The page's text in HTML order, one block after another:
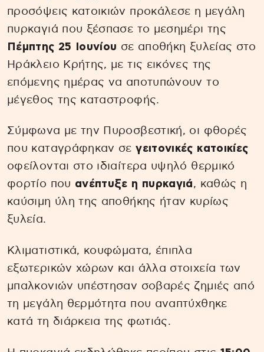
προσόψεις κατοικιών προκάλεσε η μεγάλη
πυρκαγιά που ξέσπασε το μεσημέρι της
Πέμπτης 25 Ιουνίου σε αποθήκη ξυλείας στο
Ηράκλειο Κρήτης, με τις εικόνες της
επόμενης ημέρας να αποτυπώνουν το
μέγεθος της καταστροφής.
Σύμφωνα με την Πυροσβεστική, οι φθορές
που καταγράφηκαν σεγειτονικές κατοικίες
οφείλονται στο ιδιαίτερα υψηλό θερμικό
φορτίο που ανέπτυξε η πυρκαγιά, καθώς η
καύσιμη ύλη της αποθήκης ήταν κυρίως
ξυλεία.
Κλιματιστικά, κουφώματα, έπιπλα
εξωτερικών χώρων και άλλα στοιχεία των
μπαλκονιών υπέστησαν σοβαρές ζημιές από
τη μεγάλη θερμότητα που αναπτύχθηκε
κατά τη διάρκεια της φωτιάς.